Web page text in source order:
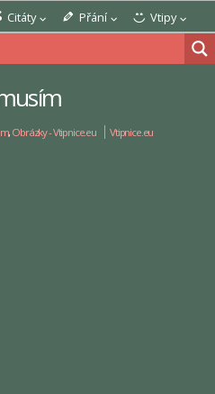
Citáty Přání Vtipy
, Obrázky - Vtipnice.eu Vtipnice.eu